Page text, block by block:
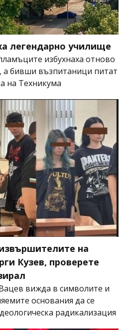
легендарно училище
избухнаха отново
а бивши възпитаници питат
на Техникума
на
Кузев, проверете
вижда в символите и
основания да се
радикализация